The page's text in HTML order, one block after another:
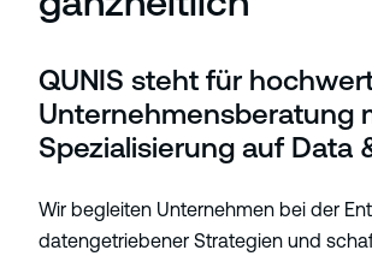
QUNIS steht für
Unternehmensberatung
Spezialisierung auf Data
Wir begleiten Unternehmen bei der
datengetriebener Strategien und